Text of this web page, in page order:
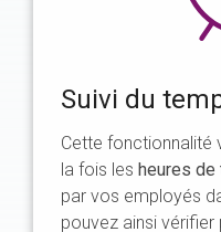
Suivi du
Cette fonctionnalité
la fois les heures de
par vos employés
pouvez ainsi